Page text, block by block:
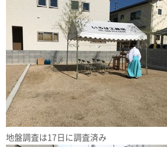
地盤調査は17日に調査済み